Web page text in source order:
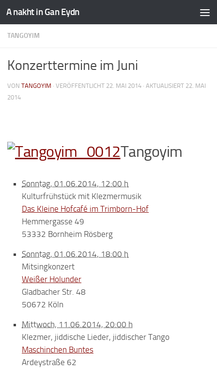
A nakht in Gan Eydn
TANGOYIM
Konzerttermine im Juni
VON TANGOYIM · VERÖFFENTLICHT 22. MAI 2014 · AKTUALISIERT 22. MAI
2014
Tangoyim
Sonntag, 01.06.2014, 12:00 h
Kulturfrühstück mit Klezmermusik
Das Kleine Hofcafé im Trimborn-Hof
Hemmergasse 49
53332 Bornheim Rösberg
Sonntag, 01.06.2014, 18:00 h
Mitsingkonzert
Weißer Holunder
Gladbacher Str. 48
50672 Köln
Mittwoch, 11.06.2014, 20:00 h
Klezmer, jiddische Lieder, jiddischer Tango
Maschinchen Buntes
Ardeystraße 62